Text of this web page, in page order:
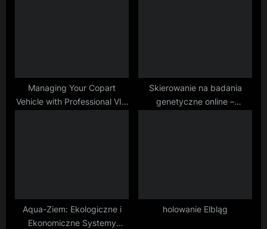
t
Managing Your Copart
Vehicle with Professional VIN
Skierowanie na badania
genetyczne online –
Aqua-Ziem: Ekologiczne i
Ekonomiczne Systemy
holowanie Elbląg